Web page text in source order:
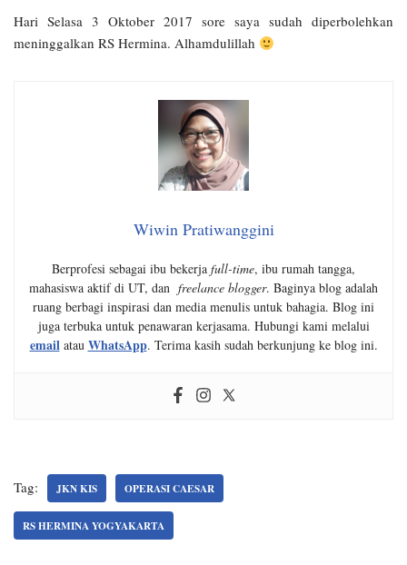
Hari Selasa 3 Oktober 2017 sore saya sudah diperbolehkan
meninggalkan RS Hermina. Alhamdulillah
Wiwin Pratiwanggini
Berprofesi sebagai ibu bekerja full-time, ibu rumah tangga,
mahasiswa aktif di UT, dan freelance blogger. Baginya blog adalah
ruang berbagi inspirasi dan media menulis untuk bahagia. Blog ini
juga terbuka untuk penawaran kerjasama. Hubungi kami melalui
emailatau WhatsApp. Terima kasih sudah berkunjung ke blog ini.
Tag: JKN KIS OPERASI CAESAR
RS HERMINA YOGYAKARTA